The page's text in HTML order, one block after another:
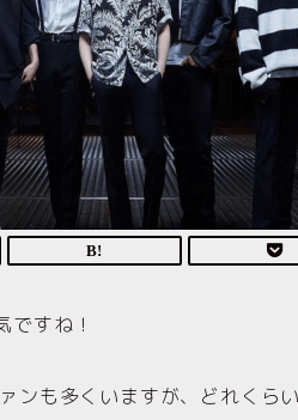
すね！
も多くいますが、どれくら